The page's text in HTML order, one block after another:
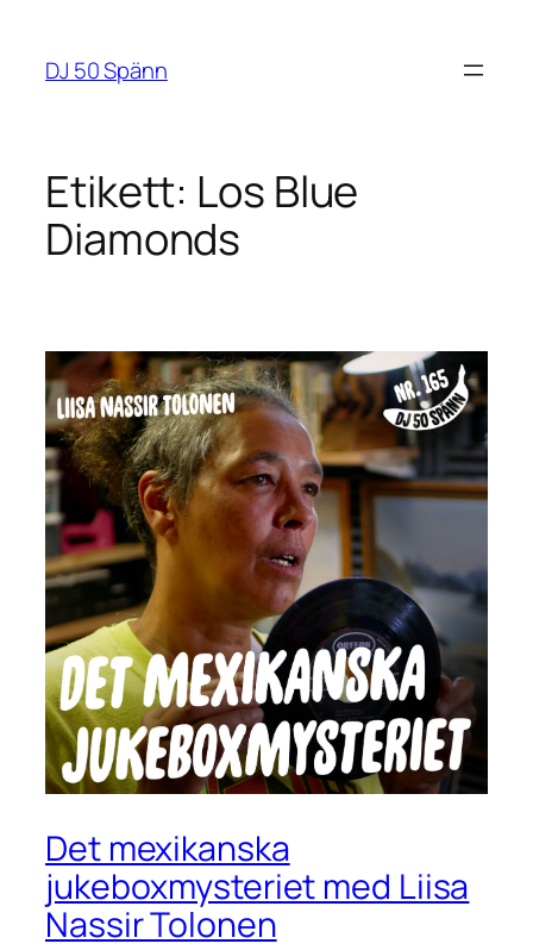
innehåll
DJ 50 Spänn
Etikett: Los Blue
Diamonds
Det mexikanska
jukeboxmysteriet med Liisa
Nassir Tolonen